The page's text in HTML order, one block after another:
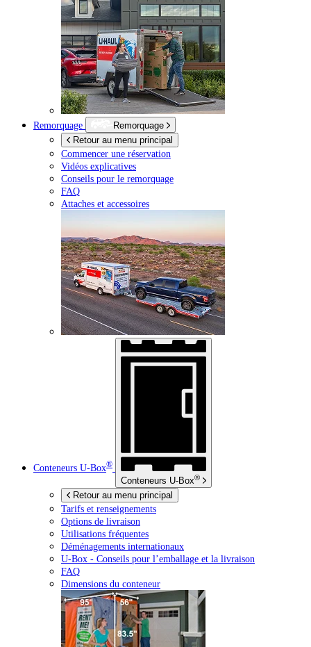
Remorquage
Remorquage
Retour au menu principal
Commencer une réservation
Vidéos explicatives
Conseils pour le remorquage
FAQ
Attaches et accessoires
Conteneurs U-Box®
Conteneurs U-Box®
Retour au menu principal
Tarifs et renseignements
Options de livraison
Utilisations fréquentes
Déménagements internationaux
U-Box - Conseils pour l’emballage et la livraison
FAQ
Dimensions du conteneur